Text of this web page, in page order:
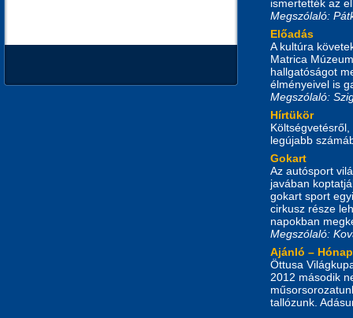
ismertették az
Megszólaló:
Előadás
A kultúra
Matrica
hallgatóságot
élményeivel is
Megszólaló:
Hírtükör
legújabb
Gokart
Az autósport
javában
gokart sport
cirkusz része
napokban
Megszólaló:
Ajánló –
Öttusa
2012 második
tallózunk.